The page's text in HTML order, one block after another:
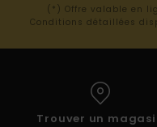
(*) Offre valable en
Conditions détaillées
Trouver un